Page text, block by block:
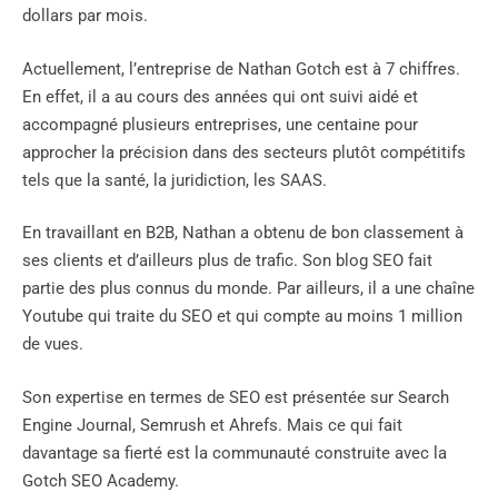
dollars par mois.
Actuellement, l’entreprise de Nathan Gotch est à 7 chiffres.
En effet, il a au cours des années qui ont suivi aidé et
accompagné plusieurs entreprises, une centaine pour
approcher la précision dans des secteurs plutôt compétitifs
tels que la santé, la juridiction, les SAAS.
En travaillant en B2B, Nathan a obtenu de bon classement à
ses clients et d’ailleurs plus de trafic. Son blog SEO fait
partie des plus connus du monde. Par ailleurs, il a une chaîne
Youtube qui traite du SEO et qui compte au moins 1 million
de vues.
Son expertise en termes de SEO est présentée sur Search
Engine Journal, Semrush et Ahrefs. Mais ce qui fait
davantage sa fierté est la communauté construite avec la
Gotch SEO Academy.